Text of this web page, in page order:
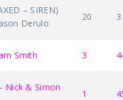
– SIREN)
Derulo
20 3
Smith 3
Nick & Simon
1